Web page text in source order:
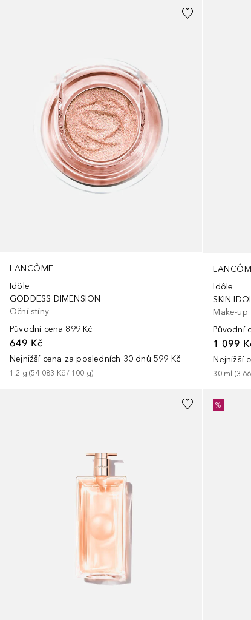
LANCÔME
Idôle
GODDESS DIMENSION
Oční stíny
Původní cena 899 Kč
649 Kč
Nejnižší cena za posledních 30 dnů 599 Kč
1.2 g (54 083 Kč / 100 g)
Idôle
SKIN
Make-up
Původní
1 099
Nejnižší
30 ml (3
%